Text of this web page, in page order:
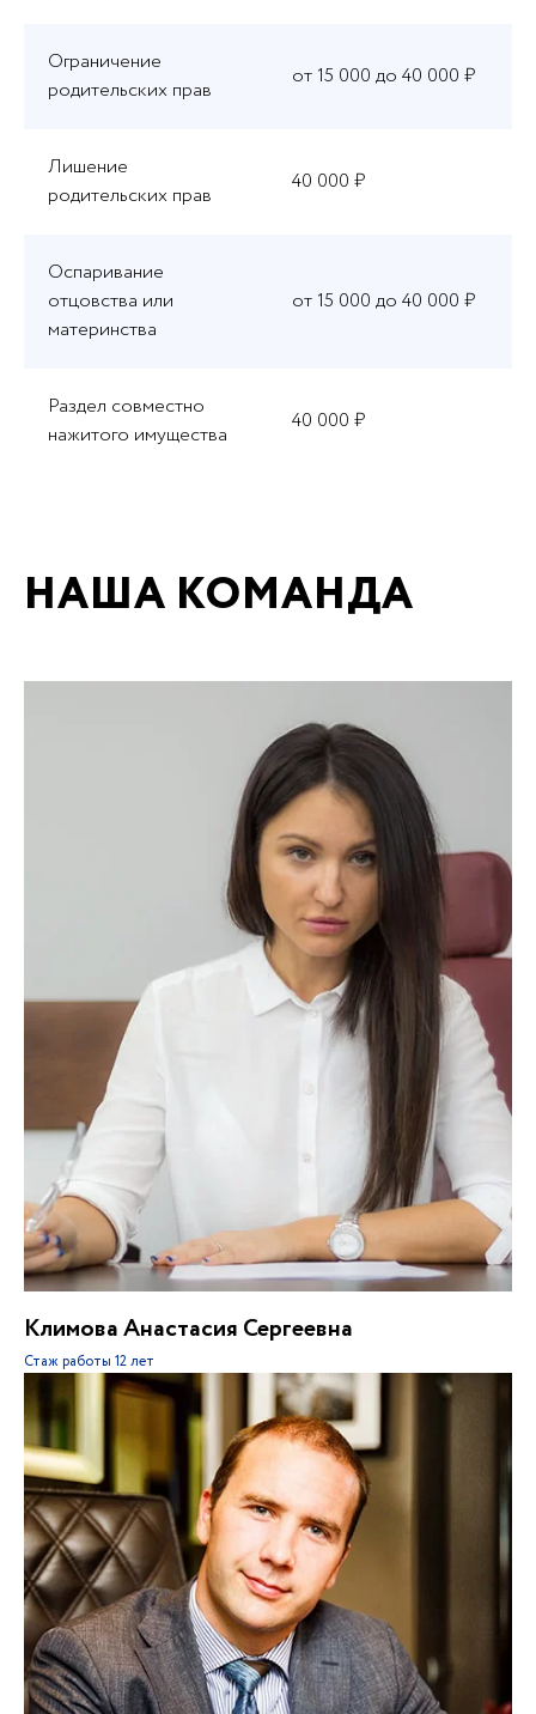
Ограничение
родительских прав
от 15 000 до 40 000 ₽
Лишение
родительских прав
40 000 ₽
Оспаривание
отцовства или
материнства
от 15 000 до 40 000 ₽
Раздел совместно
нажитого имущества
40 000 ₽
НАША КОМАНДА
Климова Анастасия Сергеевна
Стаж работы 12 лет